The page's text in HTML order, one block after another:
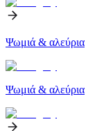
Ψωμιά & αλεύρια
Ψωμιά & αλεύρια